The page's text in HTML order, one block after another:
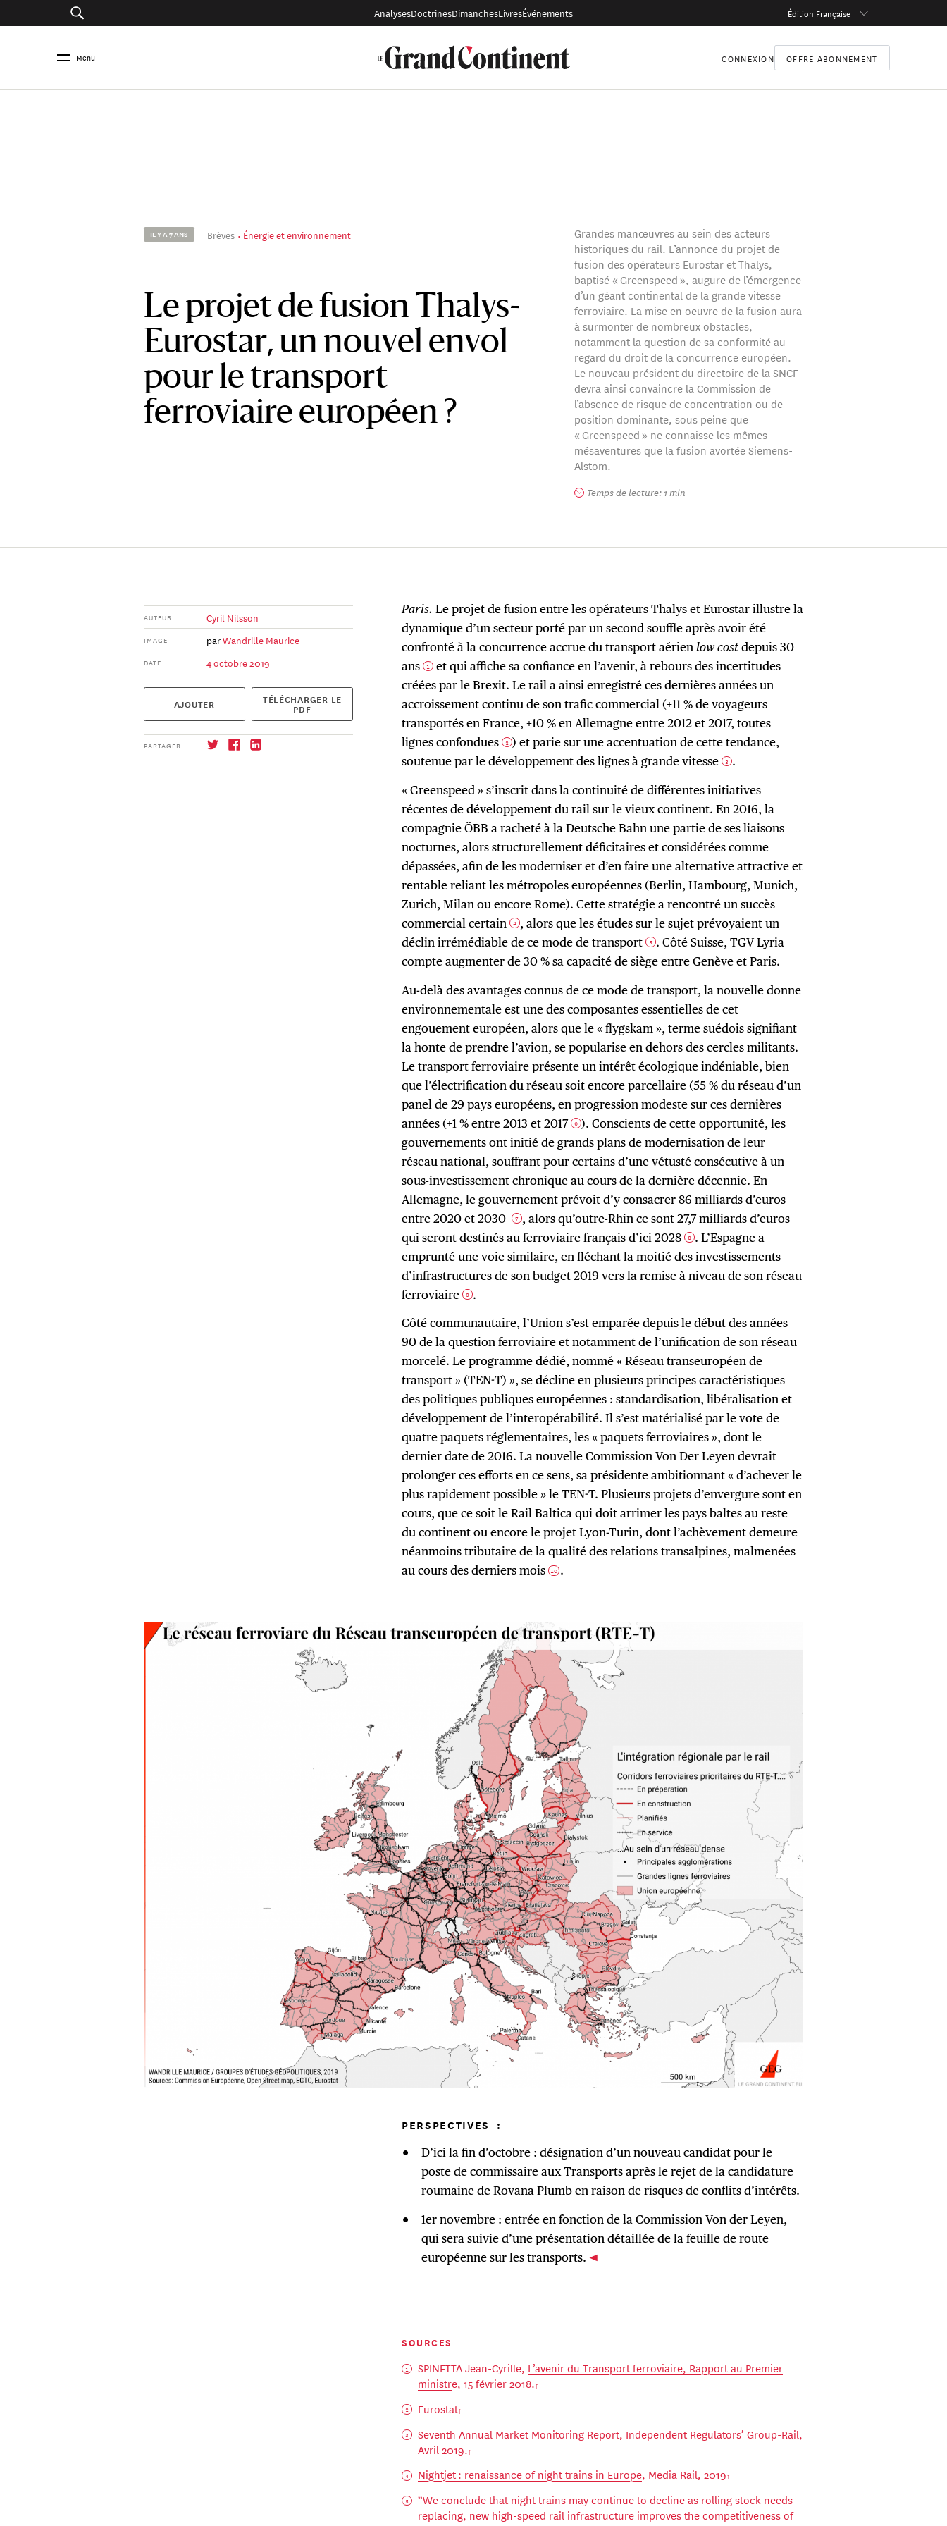
AnalysesDoctrinesDimanchesLivresÉvénements Édition Française
Menu CONNEXION OFFRE ABONNEMENT
IL Y A 7 ANS Brèves Énergie et environnement
Le projet de fusion Thalys-
Eurostar, un nouvel envol
pour le transport
ferroviaire européen ?
Grandes manœuvres au sein des acteurs
historiques du rail. L’annonce du projet de
fusion des opérateurs Eurostar et Thalys,
baptisé « Greenspeed », augure de l’émergence
d’un géant continental de la grande vitesse
ferroviaire. La mise en oeuvre de la fusion aura
à surmonter de nombreux obstacles,
notamment la question de sa conformité au
regard du droit de la concurrence européen.
Le nouveau président du directoire de la SNCF
devra ainsi convaincre la Commission de
l’absence de risque de concentration ou de
position dominante, sous peine que
« Greenspeed » ne connaisse les mêmes
mésaventures que la fusion avortée Siemens-
Alstom.
Temps de lecture: 1 min
AUTEUR Cyril Nilsson
IMAGE parWandrille Maurice
DATE 4 octobre 2019
AJOUTER TÉLÉCHARGER LE
PDF
PARTAGER
Paris. Le projet de fusion entre les opérateurs Thalys et Eurostar illustre la
dynamique d’un secteur porté par un second souffle après avoir été
confronté à la concurrence accrue du transport aérienlow costdepuis 30
ans 1 et qui affiche sa confiance en l’avenir, à rebours des incertitudes
créées par le Brexit. Le rail a ainsi enregistré ces dernières années un
accroissement continu de son trafic commercial (+11 % de voyageurs
transportés en France, +10 % en Allemagne entre 2012 et 2017, toutes
lignes confondues 2 ) et parie sur une accentuation de cette tendance,
soutenue par le développement des lignes à grande vitesse 3 .
« Greenspeed » s’inscrit dans la continuité de différentes initiatives
récentes de développement du rail sur le vieux continent. En 2016, la
compagnie ÖBB a racheté à la Deutsche Bahn une partie de ses liaisons
nocturnes, alors structurellement déficitaires et considérées comme
dépassées, afin de les moderniser et d’en faire une alternative attractive et
rentable reliant les métropoles européennes (Berlin, Hambourg, Munich,
Zurich, Milan ou encore Rome). Cette stratégie a rencontré un succès
commercial certain 4 , alors que les études sur le sujet prévoyaient un
déclin irrémédiable de ce mode de transport 5 . Côté Suisse, TGV Lyria
compte augmenter de 30 % sa capacité de siège entre Genève et Paris.
Au-delà des avantages connus de ce mode de transport, la nouvelle donne
environnementale est une des composantes essentielles de cet
engouement européen, alors que le « flygskam », terme suédois signifiant
la honte de prendre l’avion, se popularise en dehors des cercles militants.
Le transport ferroviaire présente un intérêt écologique indéniable, bien
que l’électrification du réseau soit encore parcellaire (55 % du réseau d’un
panel de 29 pays européens, en progression modeste sur ces dernières
années (+1 % entre 2013 et 2017 6 ). Conscients de cette opportunité, les
gouvernements ont initié de grands plans de modernisation de leur
réseau national, souffrant pour certains d’une vétusté consécutive à un
sous-investissement chronique au cours de la dernière décennie. En
Allemagne, le gouvernement prévoit d’y consacrer 86 milliards d’euros
entre 2020 et 2030 7 , alors qu’outre-Rhin ce sont 27,7 milliards d’euros
qui seront destinés au ferroviaire français d’ici 2028 8 . L’Espagne a
emprunté une voie similaire, en fléchant la moitié des investissements
d’infrastructures de son budget 2019 vers la remise à niveau de son réseau
ferroviaire 9 .
Côté communautaire, l’Union s’est emparée depuis le début des années
90 de la question ferroviaire et notamment de l’unification de son réseau
morcelé. Le programme dédié, nommé « Réseau transeuropéen de
transport » (TEN-T) », se décline en plusieurs principes caractéristiques
des politiques publiques européennes : standardisation, libéralisation et
développement de l’interopérabilité. Il s’est matérialisé par le vote de
quatre paquets réglementaires, les « paquets ferroviaires », dont le
dernier date de 2016. La nouvelle Commission Von Der Leyen devrait
prolonger ces efforts en ce sens, sa présidente ambitionnant « d’achever le
plus rapidement possible » le TEN-T. Plusieurs projets d’envergure sont en
cours, que ce soit le Rail Baltica qui doit arrimer les pays baltes au reste
du continent ou encore le projet Lyon-Turin, dont l’achèvement demeure
néanmoins tributaire de la qualité des relations transalpines, malmenées
au cours des derniers mois10 .
PERSPECTIVES :
D’ici la fin d’octobre : désignation d’un nouveau candidat pour le
poste de commissaire aux Transports après le rejet de la candidature
roumaine de Rovana Plumb en raison de risques de conflits d’intérêts.
1er novembre : entrée en fonction de la Commission Von der Leyen,
qui sera suivie d’une présentation détaillée de la feuille de route
européenne sur les transports.
SOURCES
SPINETTA Jean-Cyrille, L’avenir du Transport ferroviaire, Rapport au Premier
ministre, 15 février 2018.
Eurostat
Seventh Annual Market Monitoring Report, Independent Regulators’ Group-Rail,
Avril 2019.
Nightjet : renaissance of night trains in Europe, Media Rail, 2019
“We conclude that night trains may continue to decline as rolling stock needs
replacing, new high-speed rail infrastructure improves the competitiveness of